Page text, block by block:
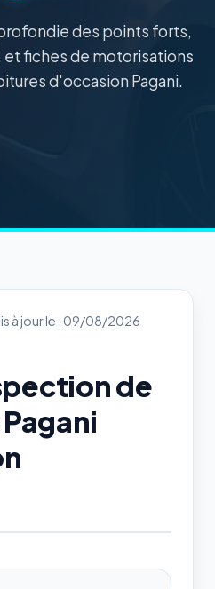
des points forts,
fiches de motorisations
d'occasion Pagani.
à jour le : 09/08/2026
de